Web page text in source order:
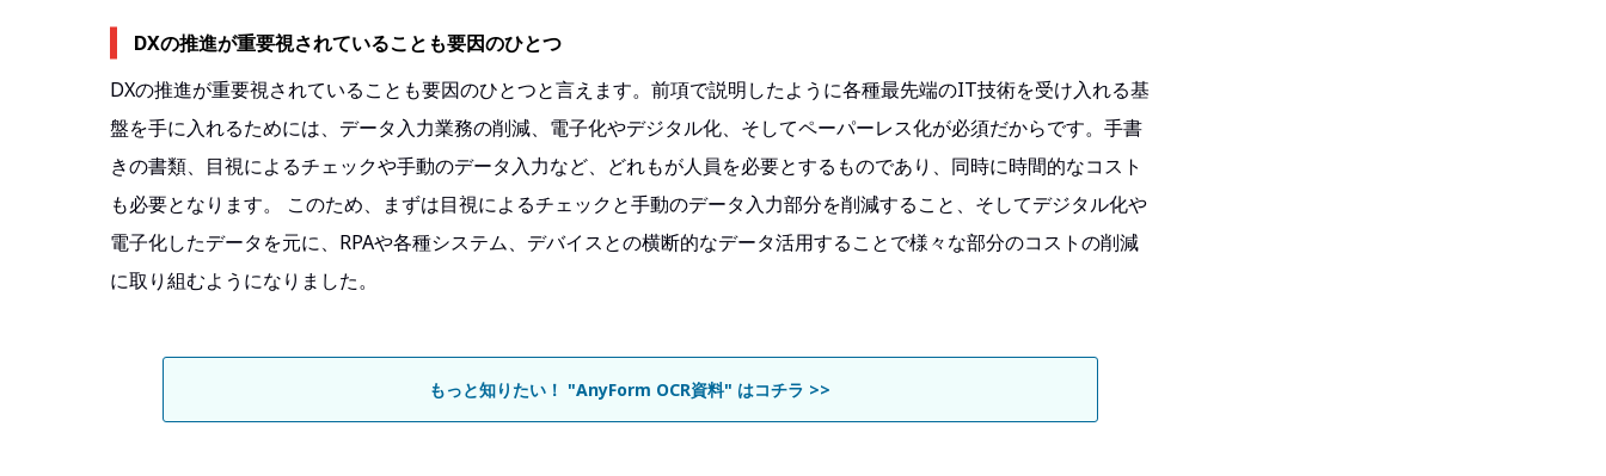
DXの推進が重要視されていることも要因のひとつ
DXの推進が重要視されていることも要因のひとつと言えます。前項で説明したように各種最先端のIT技術を受け入れる基
盤を手に入れるためには、データ入力業務の削減、電子化やデジタル化、そしてペーパーレス化が必須だからです。手書
きの書類、目視によるチェックや手動のデータ入力など、どれもが人員を必要とするものであり、同時に時間的なコスト
も必要となります。 このため、まずは目視によるチェックと手動のデータ入力部分を削減すること、そしてデジタル化や
電子化したデータを元に、RPAや各種システム、デバイスとの横断的なデータ活用することで様々な部分のコストの削減
に取り組むようになりました。
もっと知りたい！ "AnyForm OCR資料" はコチラ >>